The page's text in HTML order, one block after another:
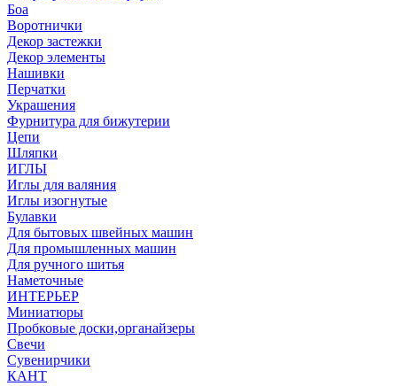
Боа
Воротнички
Декор застежки
Декор элементы
Нашивки
Перчатки
Украшения
Фурнитура для бижутерии
Цепи
Шляпки
ИГЛЫ
Иглы для валяния
Иглы изогнутые
Булавки
Для бытовых швейных машин
Для промышленных машин
Для ручного шитья
Наметочные
ИНТЕРЬЕР
Миниатюры
Пробковые доски,органайзеры
Свечи
Сувенирчики
КАНТ